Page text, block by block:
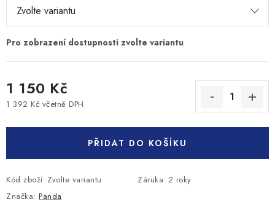
1 150 Kč
1 392 Kč včetně DPH
PŘIDAT DO KOŠÍKU
Kód zboží: Zvolte variantu Záruka: 2 roky
Značka: Panda